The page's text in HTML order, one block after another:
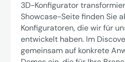
3D-Konfigurator
Showcase-Seite finden Sie
Konfiguratoren, die wir für
entwickelt haben. Im
gemeinsam auf konkrete